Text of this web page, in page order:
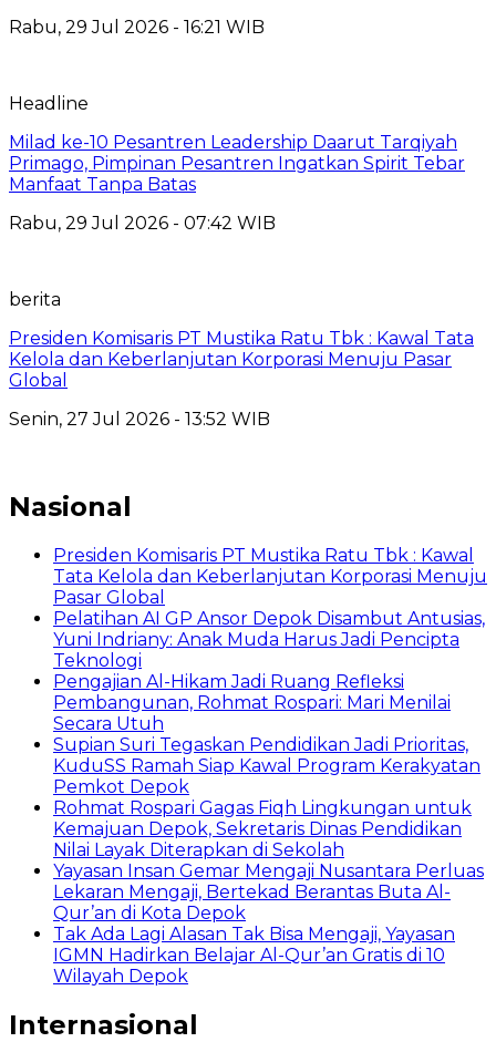
Rabu, 29 Jul 2026 - 16:21 WIB
Headline
Milad ke-10 Pesantren Leadership Daarut Tarqiyah
Primago, Pimpinan Pesantren Ingatkan Spirit Tebar
Manfaat Tanpa Batas
Rabu, 29 Jul 2026 - 07:42 WIB
berita
Presiden Komisaris PT Mustika Ratu Tbk : Kawal Tata
Kelola dan Keberlanjutan Korporasi Menuju Pasar
Global
Senin, 27 Jul 2026 - 13:52 WIB
Nasional
Presiden Komisaris PT Mustika Ratu Tbk : Kawal
Tata Kelola dan Keberlanjutan Korporasi Menuju
Pasar Global
Pelatihan AI GP Ansor Depok Disambut Antusias,
Yuni Indriany: Anak Muda Harus Jadi Pencipta
Teknologi
Pengajian Al-Hikam Jadi Ruang Refleksi
Pembangunan, Rohmat Rospari: Mari Menilai
Secara Utuh
Supian Suri Tegaskan Pendidikan Jadi Prioritas,
KuduSS Ramah Siap Kawal Program Kerakyatan
Pemkot Depok
Rohmat Rospari Gagas Fiqh Lingkungan untuk
Kemajuan Depok, Sekretaris Dinas Pendidikan
Nilai Layak Diterapkan di Sekolah
Yayasan Insan Gemar Mengaji Nusantara Perluas
Lekaran Mengaji, Bertekad Berantas Buta Al-
Qur’an di Kota Depok
Tak Ada Lagi Alasan Tak Bisa Mengaji, Yayasan
IGMN Hadirkan Belajar Al-Qur’an Gratis di 10
Wilayah Depok
Internasional